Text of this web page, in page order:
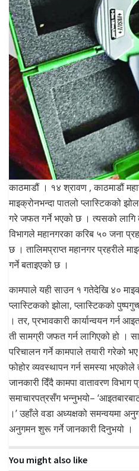
काठमाडौं । १४ श्रावण , काठमाडौं
माइक्रोनभन्दा पातलो प्लास्टिकको
गरे जफत गर्ने भएको छ । त्यसको लागि
विभागले महानगरका करिब ५० जना
छ । तालिमप्राप्त महानगर प्रहरीले
गर्ने बताइएको छ ।
कामपाले यही साउन १ गतेदेखि ४०
प्लास्टिकको झोला, प्लास्टिकको
। तर, प्रभावकारी कार्यान्वयन गर्न
ती सामग्री जफत गर्न लागिएको हो ।
परिचालन गर्ने कामपाले तयारी गरेको
फोहोर व्यवस्थापन गर्न समस्या
जानकारी दिँदै कामपा वातावरण
समाचारपत्रसँग भन्नुभयो–
।’ उहाँले वडा अध्यक्षको समन्वयमा
अनुगमन शुरू गर्ने जानकारी दिनुभयो ।
You might also like